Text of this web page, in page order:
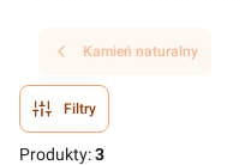
Kamień naturalny
Filtry
Produkty:3